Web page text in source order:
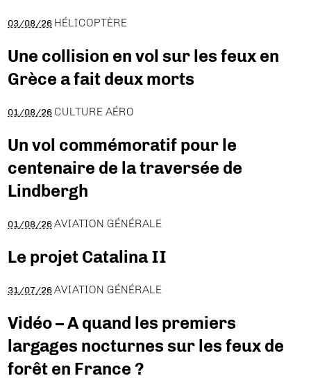
03/08/26 HÉLICOPTÈRE
Une collision en vol sur les feux en
Grèce a fait deux morts
01/08/26 CULTURE AÉRO
Un vol commémoratif pour le
centenaire de la traversée de
Lindbergh
01/08/26 AVIATION GÉNÉRALE
Le projet Catalina II
31/07/26 AVIATION GÉNÉRALE
Vidéo – A quand les premiers
largages nocturnes sur les feux de
forêt en France ?